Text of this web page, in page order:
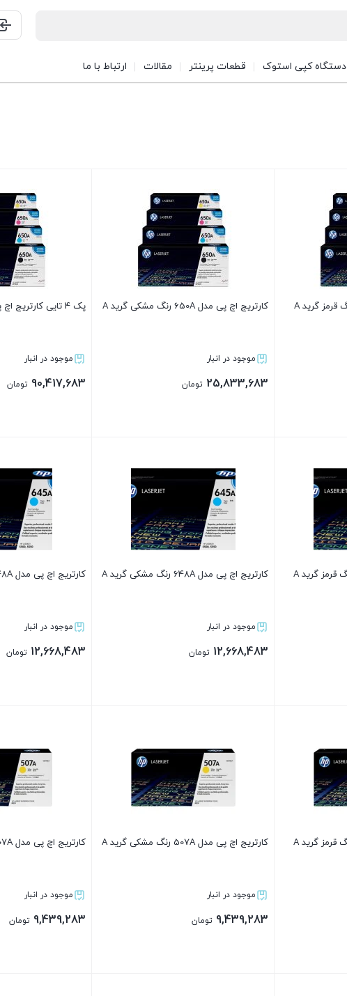
دستگاه کپی استوک قطعات پرینتر مقالات ارتباط با ما
کارتریج اچ پی مدل 650A رنگ مشکی گرید A
موجود در انبار
25,833,683 تومان
پک 4 تایی کارتریج اچ پی مدل 650A گرید A
موجود در انبار
90,417,683 تومان
کارتریج اچ پی مدل 648A رنگ مشکی گرید A
موجود در انبار
12,668,483 تومان
کارتریج اچ پی مدل 648A رنگ آبی گرید A
موجود در انبار
12,668,483 تومان
کارتریج اچ پی مدل 507A رنگ مشکی گرید A
موجود در انبار
9,439,283 تومان
کارتریج اچ پی مدل 507A رنگ آبی گرید A
موجود در انبار
9,439,283 تومان